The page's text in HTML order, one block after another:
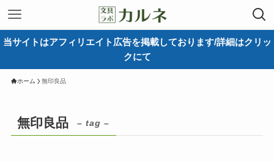
当サイトはアフィリエイト広告を掲載しております/詳細はクリッ
クにて
ホーム 無印良品
無印良品 – tag –